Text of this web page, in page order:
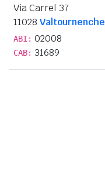
Via Carrel 37
11028 Valtournenche
ABI: 02008
CAB: 31689